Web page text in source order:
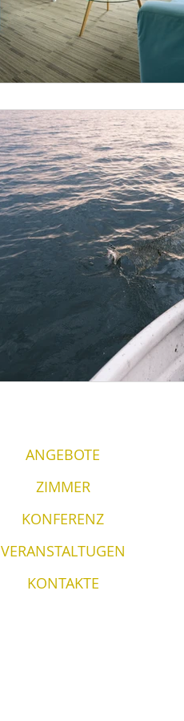
ANGEBOTE
ZIMMER
KONFERENZ
VERANSTALTUGEN
KONTAKTE